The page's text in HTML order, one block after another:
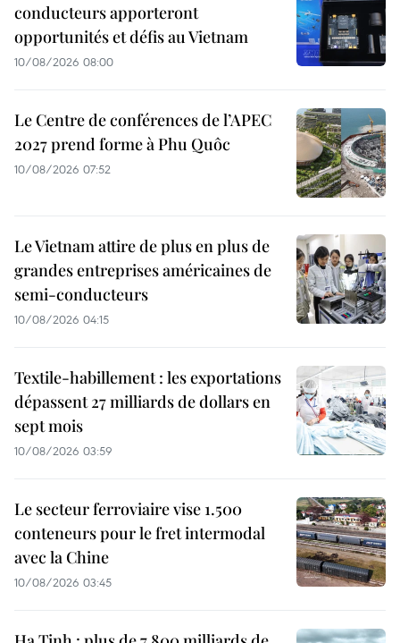
conducteurs apporteront
opportunités et défis au Vietnam
10/08/2026 08:00
Le Centre de conférences de l’APEC
2027 prend forme à Phu Quôc
10/08/2026 07:52
Le Vietnam attire de plus en plus de
grandes entreprises américaines de
semi-conducteurs
10/08/2026 04:15
Textile-habillement : les exportations
dépassent 27 milliards de dollars en
sept mois
10/08/2026 03:59
Le secteur ferroviaire vise 1.500
conteneurs pour le fret intermodal
avec la Chine
10/08/2026 03:45